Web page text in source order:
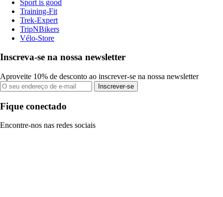
Sport is good
Training-Fit
Trek-Expert
TripNBikers
Vélo-Store
Inscreva-se na nossa newsletter
Aproveite 10% de desconto ao inscrever-se na nossa newsletter
Inscrever-se
Fique conectado
Encontre-nos nas redes sociais